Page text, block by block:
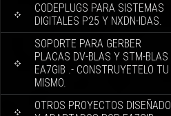
CODEPLUGS PARA SISTEMAS
DIGITALES P25 Y NXDN-IDAS.
SOPORTE PARA GERBER
PLACAS DV-BLAS Y STM-BLAS
EA7GIB .- CONSTRUYETELO TU
MISMO.
OTROS PROYECTOS DISEÑADO